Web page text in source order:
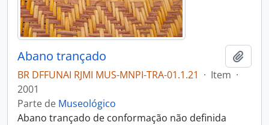
Abano trançado
BR DFFUNAI RJMI MUS-MNPI-TRA-01.1.21 · Item ·
2001
Parte de Museológico
Abano trançado de conformação não definida